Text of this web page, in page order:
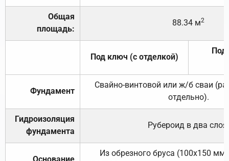
Общая
площадь:
88.34 м2
Под ключ (с отделкой)
Под
Фундамент
Свайно-винтовой или ж/б сваи
отдельно).
Гидроизоляция
фундамента
Рубероид в два слоя.
Основание
Из обрезного бруса (100х150